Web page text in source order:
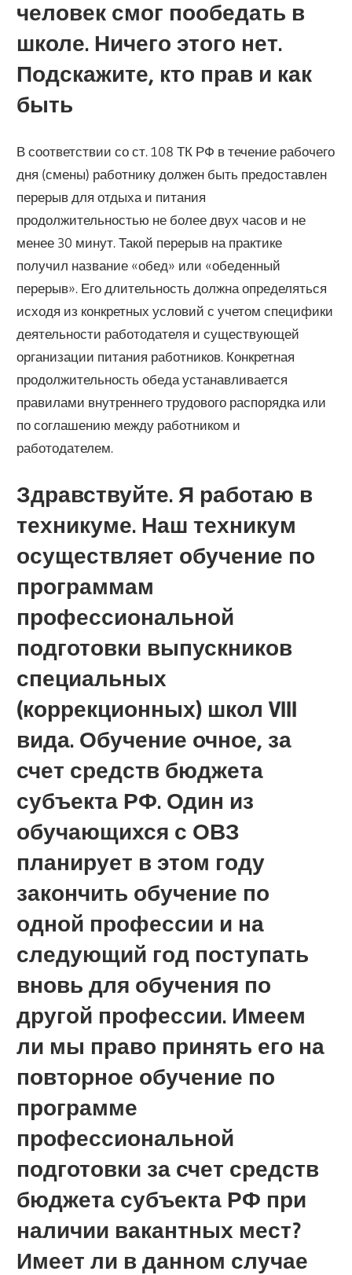
человек смог пообедать в
школе. Ничего этого нет.
Подскажите, кто прав и как
быть
В соответствии со ст. 108 ТК РФ в течение рабочего
дня (смены) работнику должен быть предоставлен
перерыв для отдыха и питания
продолжительностью не более двух часов и не
менее 30 минут. Такой перерыв на практике
получил название «обед» или «обеденный
перерыв». Его длительность должна определяться
исходя из конкретных условий с учетом специфики
деятельности работодателя и существующей
организации питания работников. Конкретная
продолжительность обеда устанавливается
правилами внутреннего трудового распорядка или
по соглашению между работником и
работодателем.
Здравствуйте. Я работаю в
техникуме. Наш техникум
осуществляет обучение по
программам
профессиональной
подготовки выпускников
специальных
(коррекционных) школ VIII
вида. Обучение очное, за
счет средств бюджета
субъекта РФ. Один из
обучающихся с ОВЗ
планирует в этом году
закончить обучение по
одной профессии и на
следующий год поступать
вновь для обучения по
другой профессии. Имеем
ли мы право принять его на
повторное обучение по
программе
профессиональной
подготовки за счет средств
бюджета субъекта РФ при
наличии вакантных мест?
Имеет ли в данном случае